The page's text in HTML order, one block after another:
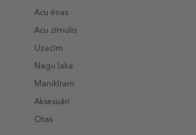
Acu ēnas
Acu zīmulis
Uzacīm
Nagu laka
Manikīram
Aksesuāri
Otas